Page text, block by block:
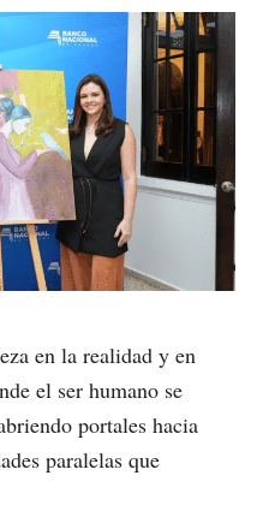
en la realidad y en
el ser humano se
portales hacia
paralelas que